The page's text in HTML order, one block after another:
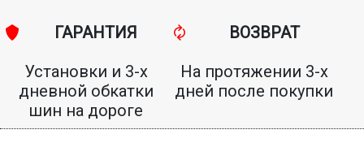
ГАРАНТИЯ
Установки и 3-х
дневной обкатки
шин на дороге
ВОЗВРАТ
На протяжении 3-х
дней после покупки